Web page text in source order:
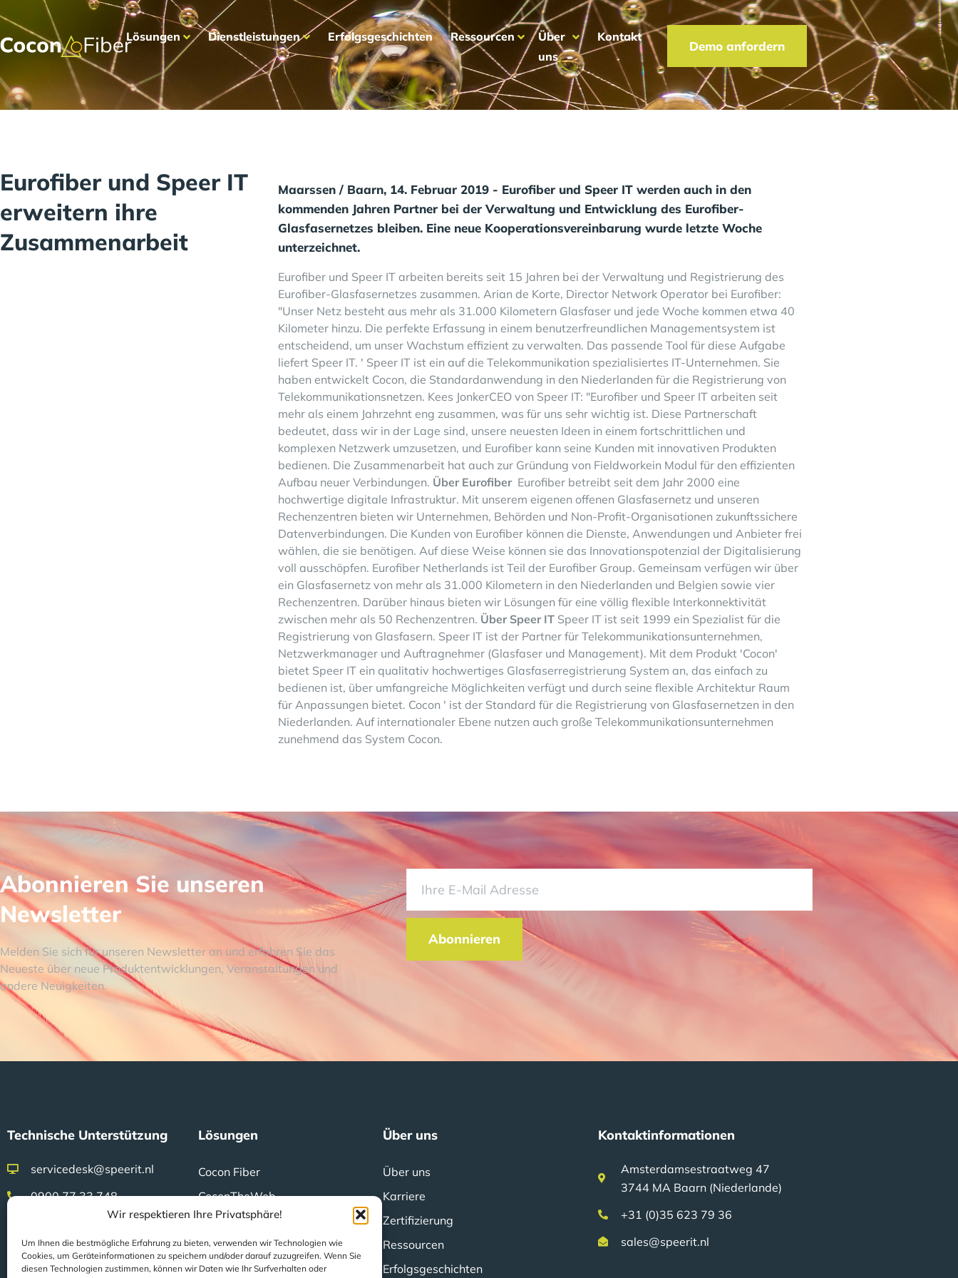
Wir respektieren Ihre Privatsphäre!
Um Ihnen die bestmögliche Erfahrung zu bieten, verwenden wir Technologien wie
Cookies, um Geräteinformationen zu speichern und/oder darauf zuzugreifen. Wenn Sie
diesen Technologien zustimmen, können wir Daten wie Ihr Surfverhalten oder
Lösungen Dienstleistungen Erfolgsgeschichten Ressourcen
Über
uns
Kontakt
Demo anfordern
Eurofiber und Speer IT
erweitern ihre
Zusammenarbeit
Maarssen / Baarn, 14. Februar 2019 - Eurofiber und Speer IT werden auch in den
kommenden Jahren Partner bei der Verwaltung und Entwicklung des Eurofiber-
Glasfasernetzes bleiben. Eine neue Kooperationsvereinbarung wurde letzte Woche
unterzeichnet.
Eurofiberund Speer IT arbeiten bereits seit 15 Jahren bei der Verwaltung und Registrierung des
Eurofiber-Glasfasernetzes zusammen. Arian de Korte, Director Network Operator bei Eurofiber:
"Unser Netz besteht aus mehr als 31.000 Kilometern Glasfaser und jede Woche kommen etwa 40
Kilometer hinzu. Die perfekte Erfassung in einem benutzerfreundlichen Managementsystem ist
entscheidend, um unser Wachstum effizient zu verwalten. Das passende Tool für diese Aufgabe
liefert Speer IT. ' Speer IT ist ein auf die Telekommunikation spezialisiertes IT-Unternehmen. Sie
haben entwickelt Cocon, die Standardanwendung in den Niederlanden für die Registrierung von
Telekommunikationsnetzen. Kees JonkerCEO von Speer IT: "Eurofiber und Speer IT arbeiten seit
mehr als einem Jahrzehnt eng zusammen, was für uns sehr wichtig ist. Diese Partnerschaft
bedeutet, dass wir in der Lage sind, unsere neuesten Ideen in einem fortschrittlichen und
komplexen Netzwerk umzusetzen, und Eurofiber kann seine Kunden mit innovativen Produkten
bedienen. Die Zusammenarbeit hat auch zur Gründung von Fieldworkein Modul für den effizienten
Aufbau neuer Verbindungen. Über Eurofiber Eurofiber betreibt seit dem Jahr 2000 eine
hochwertige digitale Infrastruktur. Mit unserem eigenen offenen Glasfasernetz und unseren
Rechenzentren bieten wir Unternehmen, Behörden und Non-Profit-Organisationen zukunftssichere
Datenverbindungen. Die Kunden von Eurofiber können die Dienste, Anwendungen und Anbieter frei
wählen, die sie benötigen. Auf diese Weise können sie das Innovationspotenzial der Digitalisierung
voll ausschöpfen. Eurofiber Netherlands ist Teil der Eurofiber Group. Gemeinsam verfügen wir über
ein Glasfasernetz von mehr als 31.000 Kilometern in den Niederlanden und Belgien sowie vier
Rechenzentren. Darüber hinaus bieten wir Lösungen für eine völlig flexible Interkonnektivität
zwischen mehr als 50 Rechenzentren. Über Speer ITSpeer IT ist seit 1999 ein Spezialist für die
Registrierung von Glasfasern. Speer IT ist der Partner für Telekommunikationsunternehmen,
Netzwerkmanager und Auftragnehmer (Glasfaser und Management). Mit dem Produkt 'Cocon'
bietet Speer IT ein qualitativ hochwertiges Glasfaserregistrierung System an, das einfach zu
bedienen ist, über umfangreiche Möglichkeiten verfügt und durch seine flexible Architektur Raum
für Anpassungen bietet. Cocon ' ist der Standard für die Registrierung von Glasfasernetzen in den
Niederlanden. Auf internationaler Ebene nutzen auch große Telekommunikationsunternehmen
zunehmend das System Cocon.
Abonnieren Sie unseren
Newsletter
Melden Sie sich für unseren Newsletter an und erfahren Sie das
Neueste über neue Produktentwicklungen, Veranstaltungen und
andere Neuigkeiten.
Abonnieren
Technische Unterstützung
servicedesk@speerit.nl
0900 77 33 748
Zertifizierung
Lösungen
Cocon Fiber
CoconTheWeb
Klicon
Fieldwork
Gridsz
Über uns
Über uns
Karriere
Zertifizierung
Ressourcen
Erfolgsgeschichten
Kontaktinformationen
Amsterdamsestraatweg 47
3744 MA Baarn (Niederlande)
+31 (0)35 623 79 36
sales@speerit.nl